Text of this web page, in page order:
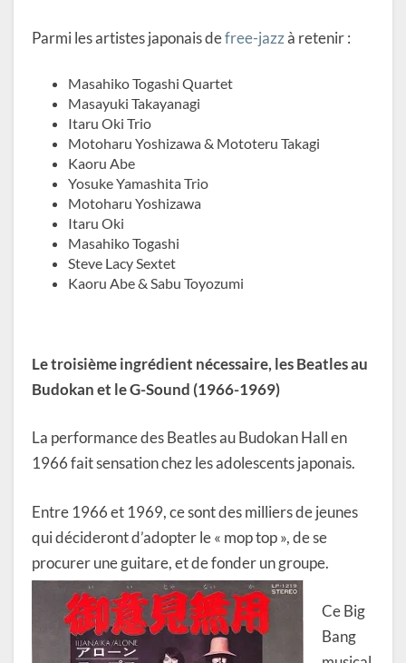
Parmi les artistes japonais defree-jazzà retenir :
Masahiko Togashi Quartet
Masayuki Takayanagi
Itaru Oki Trio
Motoharu Yoshizawa & Mototeru Takagi
Kaoru Abe
Yosuke Yamashita Trio
Motoharu Yoshizawa
Itaru Oki
Masahiko Togashi
Steve Lacy Sextet
Kaoru Abe & Sabu Toyozumi
Le troisième ingrédient nécessaire, les Beatles au
Budokan et le G-Sound (1966-1969)
La performance des Beatles au Budokan Hall en
1966 fait sensation chez les adolescents japonais.
Entre 1966 et 1969, ce sont des milliers de jeunes
qui décideront d’adopter le « mop top », de se
procurer une guitare, et de fonder un groupe.
Ce Big
Bang